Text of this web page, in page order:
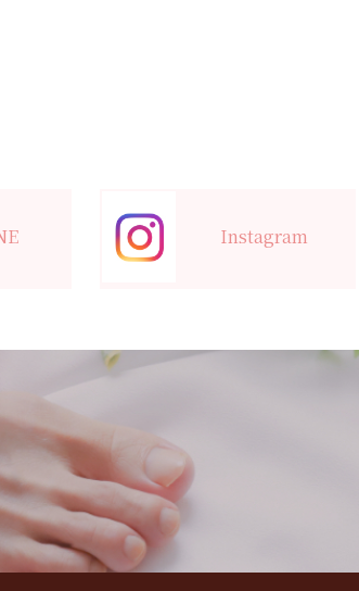
Instagram